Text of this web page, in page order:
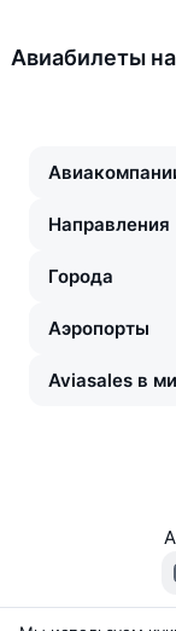
Авиабилеты
Направления
Города
Аэропорты
Aviasales в